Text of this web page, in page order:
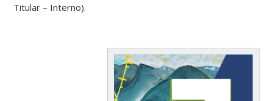
Titular – Interno).